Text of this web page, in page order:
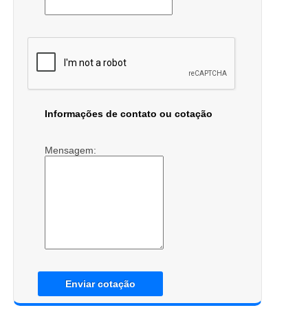
Informações de contato ou cotação
Mensagem:
Enviar cotação